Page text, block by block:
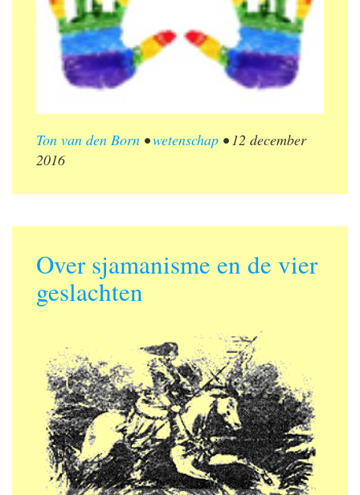
Ton van den Born •wetenschap • 12 december
2016
Over sjamanisme en de vier
geslachten